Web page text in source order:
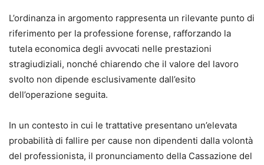
L’ordinanza in argomento rappresenta un rilevante punto di
riferimento per la professione forense, rafforzando la
tutela economica degli avvocati nelle prestazioni
stragiudiziali, nonché chiarendo che il valore del lavoro
svolto non dipende esclusivamente dall’esito
dell’operazione seguita.
In un contesto in cui le trattative presentano un’elevata
probabilità di fallire per cause non dipendenti dalla volontà
del professionista, il pronunciamento della Cassazione del